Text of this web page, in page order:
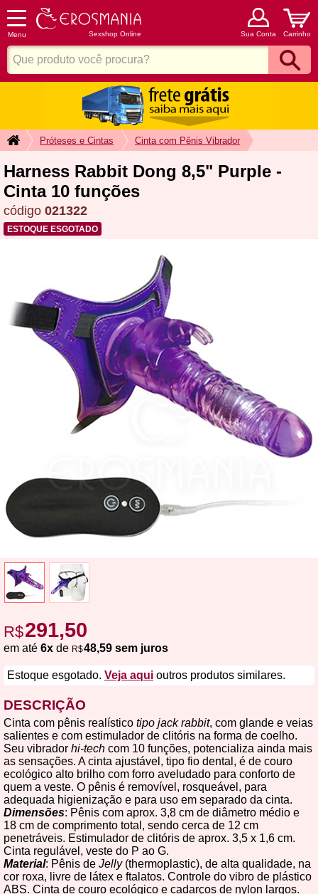
Menu Sexshop Online Sua Conta Carrinho
Próteses e Cintas Cinta com Pênis Vibrador
Harness Rabbit Dong 8,5" Purple -
Cinta 10 funções
código 021322
ESTOQUE ESGOTADO
R$291,50
em até 6x de R$48,59 sem juros
Estoque esgotado. Veja aqui outros produtos similares.
DESCRIÇÃO
Cinta com pênis realístico tipo jack rabbit, com glande e veias
salientes e com estimulador de clitóris na forma de coelho.
Seu vibrador hi-tech com 10 funções, potencializa ainda mais
as sensações. A cinta ajustável, tipo fio dental, é de couro
ecológico alto brilho com forro aveludado para conforto de
quem a veste. O pênis é removível, rosqueável, para
adequada higienização e para uso em separado da cinta.
Dimensões: Pênis com aprox. 3,8 cm de diâmetro médio e
18 cm de comprimento total, sendo cerca de 12 cm
penetráveis. Estimulador de clitóris de aprox. 3,5 x 1,6 cm.
Cinta regulável, veste do P ao G.
Material: Pênis de Jelly(thermoplastic), de alta qualidade, na
cor roxa, livre de látex e ftalatos. Controle do vibro de plástico
ABS. Cinta de couro ecológico e cadarços de nylon largos.